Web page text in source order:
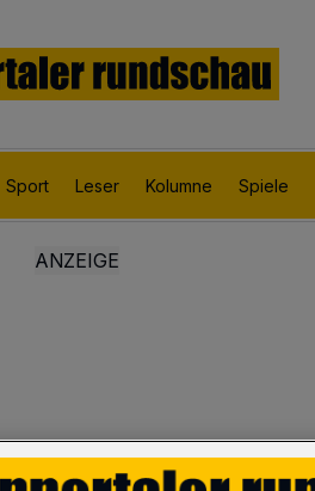
Sport Leser Kolumne Spiele